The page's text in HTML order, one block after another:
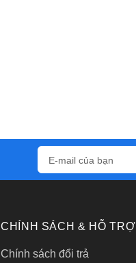
CHÍNH SÁCH & HỖ TRỢ
Chính sách đổi trả